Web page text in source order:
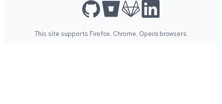
This site supports Firefox Chrome Opera browsers.